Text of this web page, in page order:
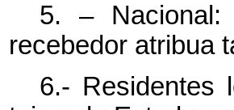
5. –
recebedor atribua
6.- Residentes